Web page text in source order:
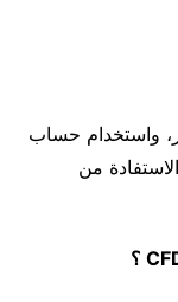
واستخدام حساب
من